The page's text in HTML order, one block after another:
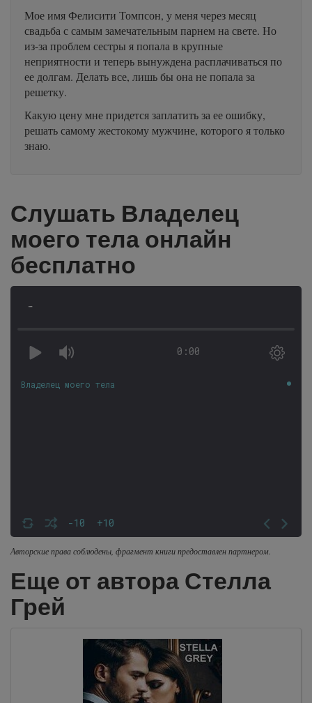
Мое имя Фелисити Томпсон, у меня через месяц
свадьба с самым замечательным парнем на свете. Но
из-за проблем сестры я попала в крупные
неприятности и теперь вынуждена расплачиваться по
ее долгам. Делать все, лишь бы она не попала за
решетку.
Какую цену мне придется заплатить за ее ошибку,
решать самому жестокому мужчине, которого я только
знаю.
Слушать Владелец
моего тела онлайн
бесплатно
-
0:00
-10 +10
Владелец моего тела
Авторские права соблюдены, фрагмент книги предоставлен партнером.
Еще от автора Стелла
Грей